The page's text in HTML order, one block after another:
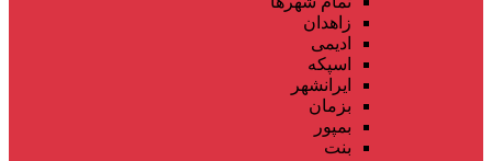
زاهدان
ادیمی
اسپکه
ایرانشهر
بزمان
بمپور
بنت